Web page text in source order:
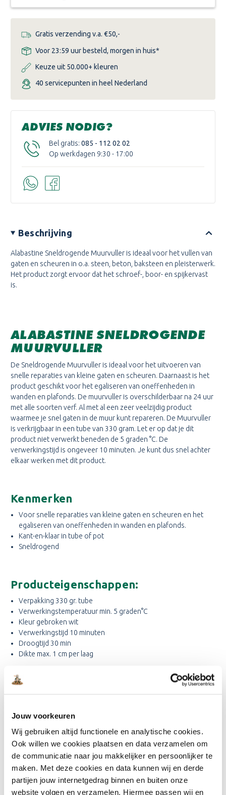
Jouw voorkeuren
Wij gebruiken altijd functionele en analytische cookies.
Ook willen we cookies plaatsen en data verzamelen om
de communicatie naar jou makkelijker en persoonlijker te
maken. Met deze cookies en data kunnen wij en derde
partijen jouw internetgedrag binnen en buiten onze
website volgen en verzamelen. Hiermee passen wij en
Gratis verzending v.a. €50,-
Voor 23:59 uur besteld, morgen in huis*
Keuze uit 50.000+ kleuren
40 servicepunten in heel Nederland
ADVIES NODIG?
Bel gratis: 085 - 112 02 02
Op werkdagen 9:30 - 17:00
Beschrijving
Alabastine Sneldrogende Muurvuller is ideaal voor het vullen van
gaten en scheuren in o.a. steen, beton, baksteen en pleisterwerk.
Het product zorgt ervoor dat het schroef-, boor- en spijkervast
is.
ALABASTINE SNELDROGENDE
MUURVULLER
De Sneldrogende Muurvuller is ideaal voor het uitvoeren van
snelle reparaties van kleine gaten en scheuren. Daarnaast is het
product geschikt voor het egaliseren van oneffenheden in
wanden en plafonds. De muurvuller is overschilderbaar na 24 uur
met alle soorten verf. Al met al een zeer veelzijdig product
waarmee je snel gaten in de muur kunt repareren. De Muurvuller
is verkrijgbaar in een tube van 330 gram. Let er op dat je dit
product niet verwerkt beneden de 5 graden °C. De
verwerkingstijd is ongeveer 10 minuten. Je kunt dus snel achter
elkaar werken met dit product.
Kenmerken
Voor snelle reparaties van kleine gaten en scheuren en het
egaliseren van oneffenheden in wanden en plafonds.
Kant-en-klaar in tube of pot
Sneldrogend
Producteigenschappen:
Verpakking 330 gr. tube
Verwerkingstemperatuur min. 5 graden°C
Kleur gebroken wit
Verwerkingstijd 10 minuten
Droogtijd 30 min
Dikte max. 1 cm per laag
Gebruiksaanwijzing
Voor gebruik tube goed kneden en spuitmond met een mesje
schuin afsnijden.
Product rechtstreeks uit de tube in gat of scheur aanbrengen.
Voor een superglad resultaat afwerken met een vochtig
plamuur mes.
Voor gaten dieper dan 1 cm, in meerdere lagen vullen, met
voldoende droogtijd tussen de lagen.
Na droging eventueel schuren.